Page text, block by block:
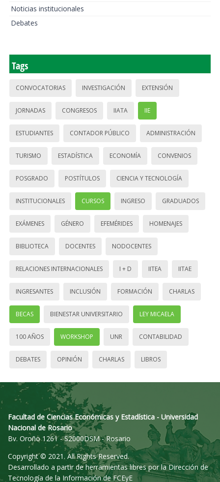
Noticias institucionales
Debates
Tags
CONVOCATORIAS INVESTIGACIÓN EXTENSIÓN
JORNADAS CONGRESOS IIATA IIE
ESTUDIANTES CONTADOR PÚBLICO ADMINISTRACIÓN
TURISMO ESTADÍSTICA ECONOMÍA CONVENIOS
POSGRADO POSTÍTULOS CIENCIA Y TECNOLOGÍA
INSTITUCIONALES CURSOS INGRESO GRADUADOS
EXÁMENES GÉNERO EFEMÉRIDES HOMENAJES
BIBLIOTECA DOCENTES NODOCENTES
RELACIONES INTERNACIONALES I + D IITEA IITAE
INGRESANTES INCLUSIÓN FORMACIÓN CHARLAS
BECAS BIENESTAR UNIVERSITARIO LEY MICAELA
100 AÑOS WORKSHOP UNR CONTABILIDAD
DEBATES OPINIÓN CHARLAS LIBROS
Facultad de Ciencias Económicas y Estadística - Universidad
Nacional de Rosario
Bv. Oroño 1261 - S2000DSM - Rosario
Copyright © 2021. All Rights Reserved.
Desarrollado a partir de herramientas libres por la Dirección de
Tecnología de la Información de FCEyE